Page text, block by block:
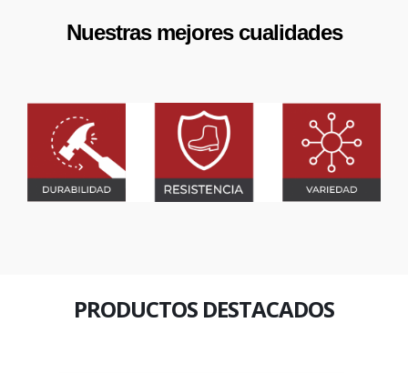
Nuestras mejores cualidades
PRODUCTOS DESTACADOS